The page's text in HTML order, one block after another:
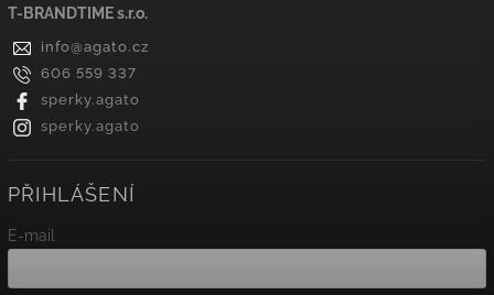
T-BRANDTIME s.r.o.
info@agato.cz
606 559 337
sperky.agato
sperky.agato
PŘIHLÁŠENÍ
E-mail